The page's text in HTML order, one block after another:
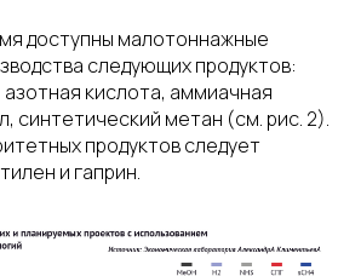
доступны малотоннажные
следующих продуктов:
кислота, аммиачная
синтетический метан (см. рис. 2).
продуктов следует
и гаприн.